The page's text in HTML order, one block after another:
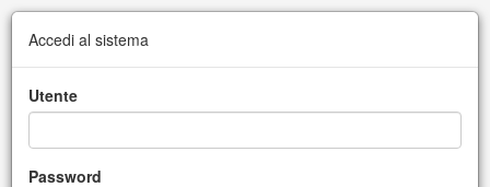
Accedi al sistema
Utente
Password